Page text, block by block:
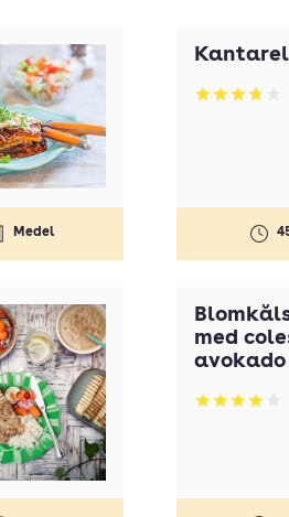
Medel
Betyg: 3.83
med
avokado
Betyg: 3.96